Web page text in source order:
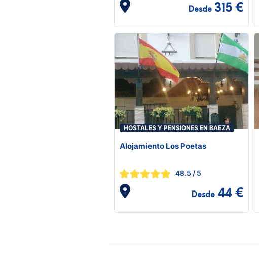
Desde 315 €
HOSTALES Y PENSIONES EN BAEZA
Alojamiento Los Poetas
48.5 / 5
Desde 44 €